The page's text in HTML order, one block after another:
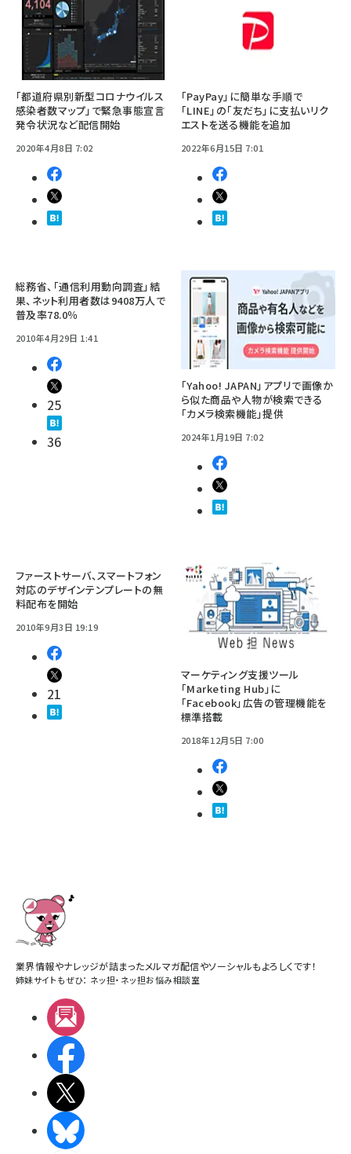
「都道府県別新型コロナウイルス
感染者数マップ」で緊急事態宣言
発令状況など配信開始
2020年4月8日 7:02
「PayPay」に簡単な手順で
「LINE」の「友だち」に支払いリク
エストを送る機能を追加
2022年6月15日 7:01
総務省、「通信利用動向調査」結
果、ネット利用者数は9408万人で
普及率78.0％
2010年4月29日 1:41
25
36
「Yahoo! JAPAN」アプリで画像か
ら似た商品や人物が検索できる
「カメラ検索機能」提供
2024年1月19日 7:02
ファーストサーバ、スマートフォン
対応のデザインテンプレートの無
料配布を開始
2010年9月3日 19:19
21
マーケティング支援ツール
「Marketing Hub」に
「Facebook」広告の管理機能を
標準搭載
2018年12月5日 7:00
業界情報やナレッジが詰まったメルマガ配信やソーシャルもよろしくです！
姉妹サイトもぜひ： ネッ担・ ネッ担お悩み相談室